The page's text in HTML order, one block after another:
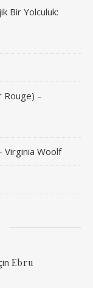
Bir Yolculuk:
Rouge) –
Virginia Woolf
Ebru